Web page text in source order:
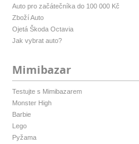
Auto pro začátečníka do 100 000 Kč
Zboží Auto
Ojetá Škoda Octavia
Jak vybrat auto?
Mimibazar
Testujte s Mimibazarem
Monster High
Barbie
Lego
Pyžama